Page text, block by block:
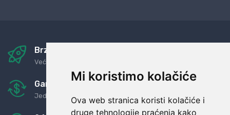
Mi koristimo kolačiće
Ova web stranica koristi kolačiće i
druge tehnologije praćenja kako
Brza i sigurna dostava
Već za nekoliko dana kod vas
Garancija u povrat novaca
Jednostavno pravilo: Roba za novac